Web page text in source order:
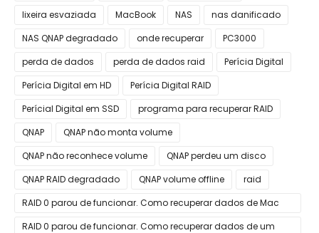
lixeira esvaziada
MacBook NAS
nas danificado
NAS QNAP degradado
onde recuperar
PC3000
perda de dados
perda de dados raid
Perícia Digital
Perícia Digital em HD
Perícia Digital RAID
Perícial Digital em SSD
programa para recuperar RAID
QNAP
QNAP não monta volume
QNAP não reconhece volume
QNAP perdeu um disco
QNAP RAID degradado
QNAP volume offline
raid
RAID 0 parou de funcionar. Como recuperar dados de Mac
Apple
RAID 0 parou de funcionar. Como recuperar dados de um